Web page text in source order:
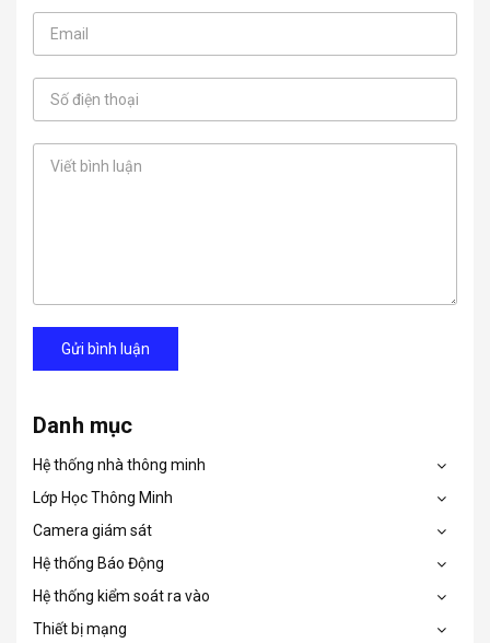
Gửi bình luận
Danh mục
Hệ thống nhà thông minh
Lớp Học Thông Minh
Camera giám sát
Hệ thống Báo Động
Hệ thống kiểm soát ra vào
Thiết bị mạng